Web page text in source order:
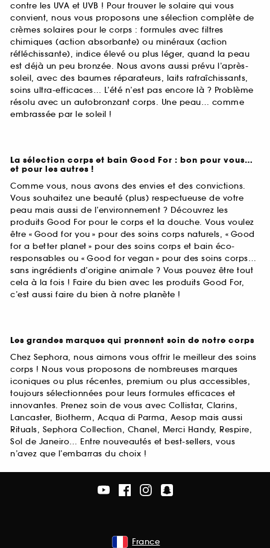
contre les UVA et UVB ! Pour trouver le solaire qui vous
convient, nous vous proposons une sélection complète de
crèmes solaires pour le corps : formules avec filtres
chimiques (action absorbante) ou minéraux (action
réfléchissante), indice élevé ou plus léger, quand la peau
est déjà un peu bronzée. Nous avons aussi prévu l’après-
soleil, avec des baumes réparateurs, laits rafraîchissants,
soins ultra-efficaces… L’été n’est pas encore là ? Problème
résolu avec un autobronzant corps. Une peau… comme
embrassée par le soleil !
La sélection corps et bain Good For : bon pour vous…
et pour les autres !
Comme vous, nous avons des envies et des convictions.
Vous souhaitez une beauté (plus) respectueuse de votre
peau mais aussi de l’environnement ? Découvrez les
produits Good For pour le corps et la douche. Vous voulez
être « Good for you » pour des soins corps naturels, « Good
for a better planet » pour des soins corps et bain éco-
responsables ou « Good for vegan » pour des soins corps…
sans ingrédients d’origine animale ? Vous pouvez être tout
cela à la fois ! Faire du bien avec les produits Good For,
c’est aussi faire du bien à notre planète !
Les grandes marques qui prennent soin de notre corps
Chez Sephora, nous aimons vous offrir le meilleur des soins
corps ! Nous vous proposons de nombreuses marques
iconiques ou plus récentes, premium ou plus accessibles,
toujours sélectionnées pour leurs formules efficaces et
innovantes. Prenez soin de vous avec Collistar, Clarins,
Lancaster, Biotherm, Acqua di Parma, Aesop mais aussi
Rituals, Sephora Collection, Chanel, Merci Handy, Respire,
Sol de Janeiro… Entre nouveautés et best-sellers, vous
n’avez que l’embarras du choix !
France